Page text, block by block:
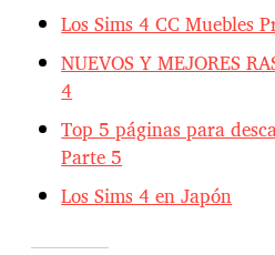
Los Sims 4 CC Muebles
NUEVOS Y MEJORES
4
Top 5 páginas para
Parte 5
Los Sims 4 en Japón